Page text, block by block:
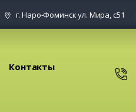
г. Наро-Фоминск ул. Мира, с51
Контакты